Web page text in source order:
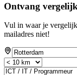
Ontvang
Vul in waar je
mailadres niet!